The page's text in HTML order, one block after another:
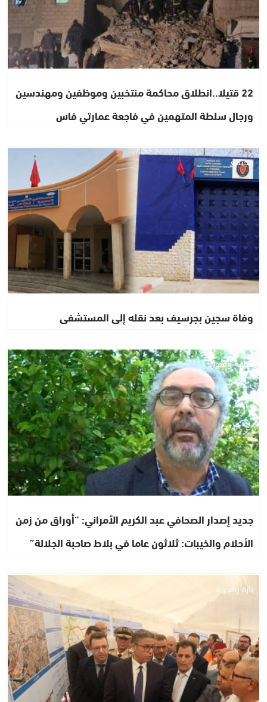
22 قتيلا..انطلاق محاكمة منتخبين وموظفين ومهندسين
ورجال سلطة المتهمين في فاجعة عمارتي فاس
مجتمع
وفاة سجين بجرسيف بعد نقله إلى المستشفى
ثقافة وفنون
جديد إصدار الصحافي عبد الكريم الأمراني: “أوراق من زمن
الأحلام والخيبات: ثلاثون عاما في بلاط صاحبة الجلالة”
تازة والجهة